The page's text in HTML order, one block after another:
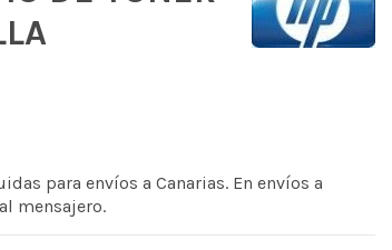
para envíos a Canarias. En envíos a
mensajero.